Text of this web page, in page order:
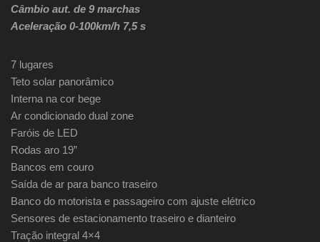
Câmbio aut. de 9 marchas
Aceleração 0-100km/h 7,5 s
7 lugares
Teto solar panorâmico
Interna na cor bege
Ar condicionado dual zone
Faróis de LED
Rodas aro 19”
Bancos em couro
Saída de ar para banco traseiro
Banco do motorista e passageiro com ajuste elétrico
Sensores de estacionamento traseiro e dianteiro
Tração integral 4×4